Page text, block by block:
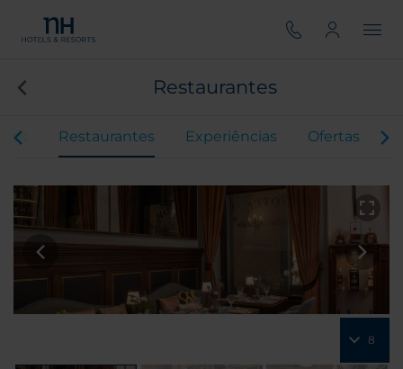
Restaurantes
Restaurantes Experiências Ofertas
8